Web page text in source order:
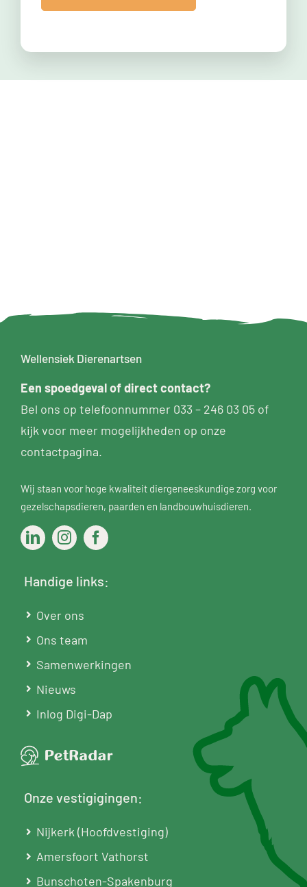
Wellensiek Dierenartsen
Een spoedgevalof direct contact?
Bel ons op telefoonnummer 033 – 246 03 05 of
kijk voor meer mogelijkheden op onze
contactpagina.
Wij staan voor hoge kwaliteit diergeneeskundige zorg voor
gezelschapsdieren, paarden en landbouwhuisdieren.
Handige links:
Over ons
Ons team
Samenwerkingen
Nieuws
Inlog Digi-Dap
Onze vestigigingen:
Nijkerk (Hoofdvestiging)
Amersfoort Vathorst
Bunschoten-Spakenburg